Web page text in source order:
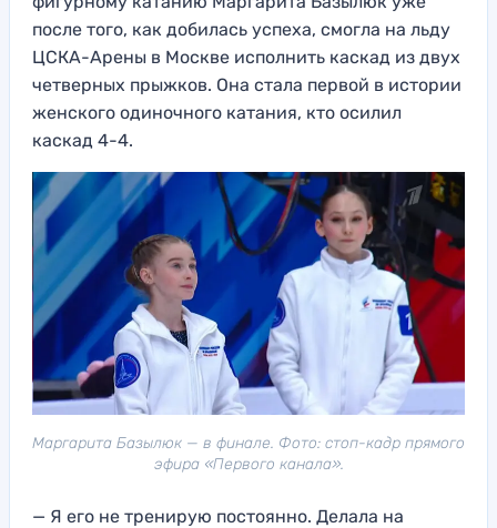
после того, как добилась успеха, смогла на льду
ЦСКА-Арены в Москве исполнить каскад из двух
четверных прыжков. Она стала первой в истории
женского одиночного катания, кто осилил
каскад 4-4.
Маргарита Базылюк — в финале. Фото: стоп-кадр прямого
эфира «Первого канала».
— Я его не тренирую постоянно. Делала на